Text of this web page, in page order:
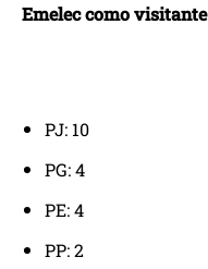
Emelec como visitante
PJ: 10
PG: 4
PE: 4
PP: 2